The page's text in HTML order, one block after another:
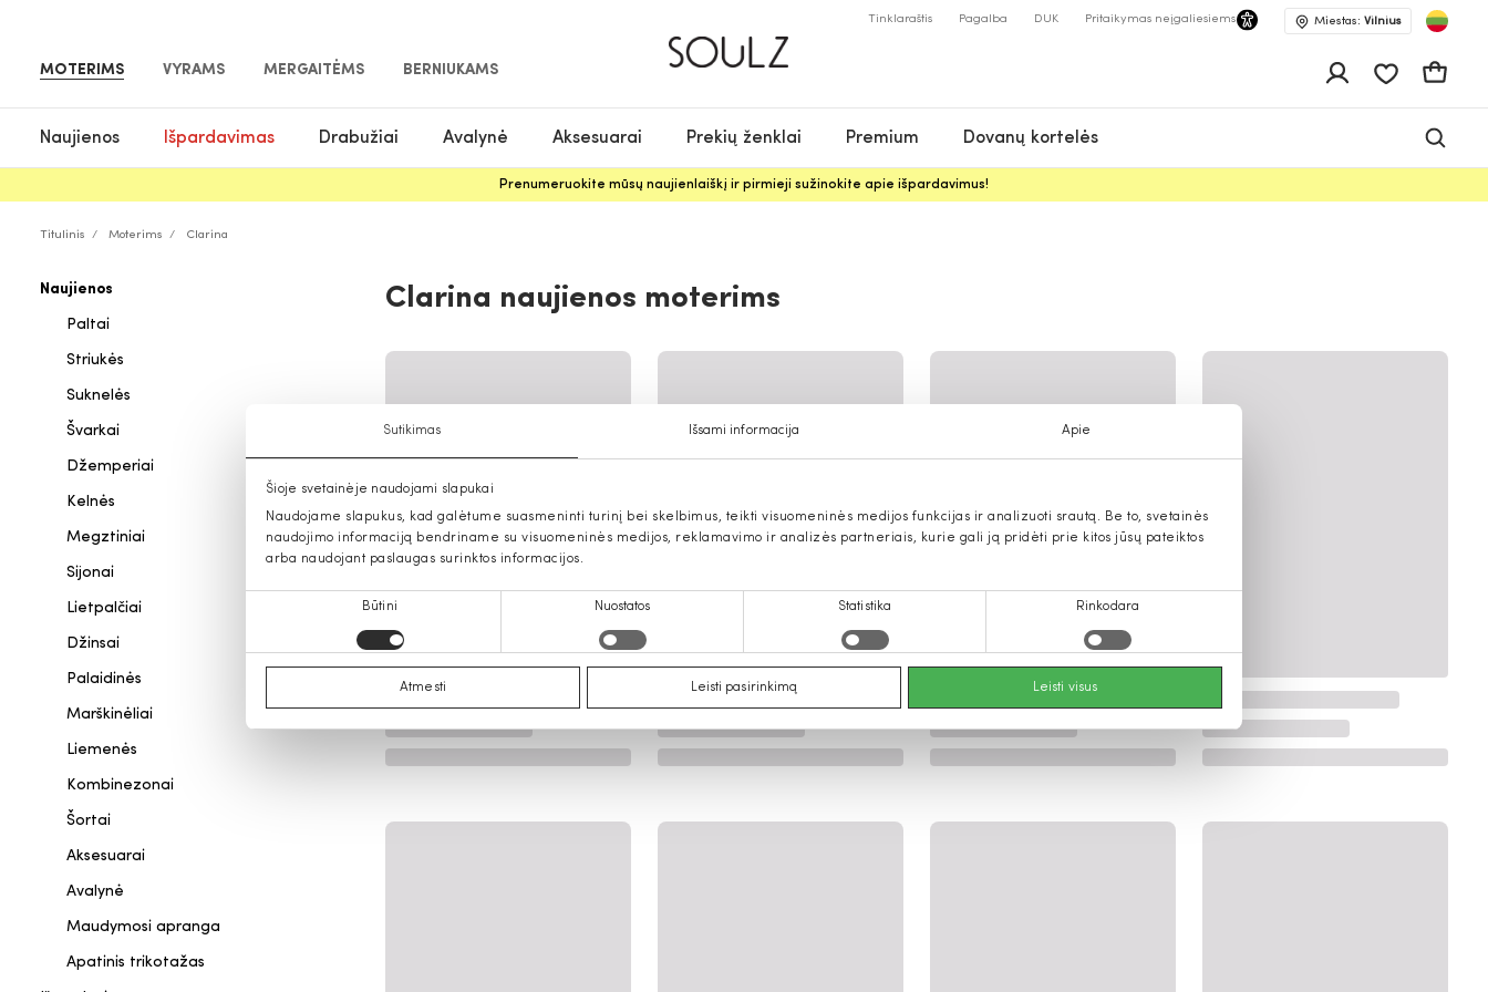
Sutikimas Išsami informacija Apie
Šioje svetainėje naudojami slapukai
Naudojame slapukus, kad galėtume suasmeninti turinį bei skelbimus, teikti visuomeninės medijos funkcijas ir analizuoti srautą. Be to, svetainės
naudojimo informaciją bendriname su visuomeninės medijos, reklamavimo ir analizės partneriais, kurie gali ją pridėti prie kitos jūsų pateiktos
arba naudojant paslaugas surinktos informacijos.
Būtini Nuostatos Statistika Rinkodara
Atmesti Leisti pasirinkimą Leisti visus
MOTERIMS VYRAMS MERGAITĖMS BERNIUKAMS
Tinklaraštis Pagalba DUK Pritaikymas neįgaliesiems Miestas: Vilnius
Pageidavimų
Naujienos Išpardavimas Drabužiai Avalynė Aksesuarai Prekių ženklai Premium Dovanų kortelės
Prenumeruokite mūsų naujienlaiškį ir pirmieji sužinokite apie išpardavimus!
Titulinis Moterims Clarina
Naujienos
Paltai
Striukės
Suknelės
Švarkai
Džemperiai
Kelnės
Megztiniai
Sijonai
Lietpalčiai
Džinsai
Palaidinės
Marškinėliai
Liemenės
Kombinezonai
Šortai
Aksesuarai
Avalynė
Maudymosi apranga
Apatinis trikotažas
Clarina naujienos moterims